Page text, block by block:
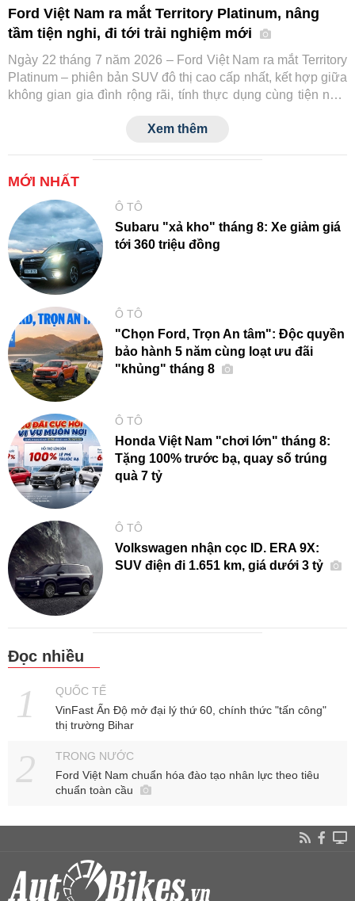
Ford Việt Nam ra mắt Territory Platinum, nâng
tầm tiện nghi, đi tới trải nghiệm mới
Ngày 22 tháng 7 năm 2026 – Ford Việt Nam ra mắt Territory
Platinum – phiên bản SUV đô thị cao cấp nhất, kết hợp giữa
không gian gia đình rộng rãi, tính thực dụng cùng tiện nghi
Xem thêm
MỚI NHẤT
Ô TÔ
Subaru "xả kho" tháng 8: Xe giảm giá
tới 360 triệu đồng
Ô TÔ
"Chọn Ford, Trọn An tâm": Độc quyền
bảo hành 5 năm cùng loạt ưu đãi
"khủng" tháng 8
Ô TÔ
Honda Việt Nam "chơi lớn" tháng 8:
Tặng 100% trước bạ, quay số trúng
quà 7 tỷ
Ô TÔ
Volkswagen nhận cọc ID. ERA 9X:
SUV điện đi 1.651 km, giá dưới 3 tỷ
Đọc nhiều
QUỐC TẾ
VinFast Ấn Độ mở đại lý thứ 60, chính thức "tấn công"
thị trường Bihar
TRONG NƯỚC
Ford Việt Nam chuẩn hóa đào tạo nhân lực theo tiêu
chuẩn toàn cầu